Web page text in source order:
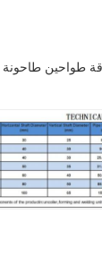
طواحين